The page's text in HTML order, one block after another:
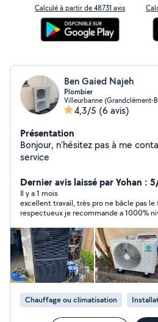
Calculé à partir de 48731 avis
Ben Gaied Najeh
Plombier
Villeurbanne (Grandclément-
4,3/5 (6 avis)
Présentation
Bonjour, n'hésitez pas à me
service
Dernier avis laissé par Yohan :
Il y a 1 mois
excellent travail, très pro ne bâcle pas le
respectueux je recommande a 1000% niveau rapport qualité
Chauffage ou climatisation